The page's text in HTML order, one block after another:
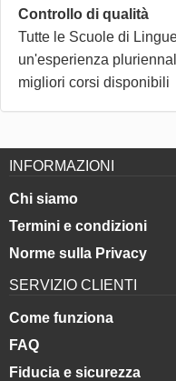
Controllo di qualità
Tutte le Scuole di
un'esperienza
migliori corsi disponibili
INFORMAZIONI
Chi siamo
Termini e condizioni
Norme sulla Privacy
SERVIZIO CLIENTI
Come funziona
FAQ
Fiducia e sicurezza